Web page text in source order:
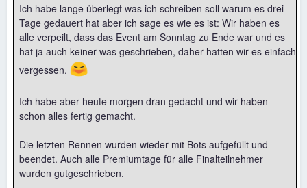
Ich habe lange überlegt was ich schreiben soll warum es drei
Tage gedauert hat aber ich sage es wie es ist: Wir haben es
alle verpeilt, dass das Event am Sonntag zu Ende war und es
hat ja auch keiner was geschrieben, daher hatten wir es einfach
vergessen. 😆
Ich habe aber heute morgen dran gedacht und wir haben
schon alles fertig gemacht.
Die letzten Rennen wurden wieder mit Bots aufgefüllt und
beendet. Auch alle Premiumtage für alle Finalteilnehmer
wurden gutgeschrieben.